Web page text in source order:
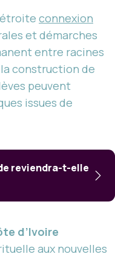
connexion
et démarches
entre racines
construction de
peuvent
issues de
reviendra-t-elle
d’Ivoire
aux nouvelles